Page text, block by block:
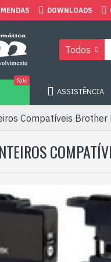
DOWNLOADS
Todos
Sale
ASSISTÊNCIA
Compatíveis Brother